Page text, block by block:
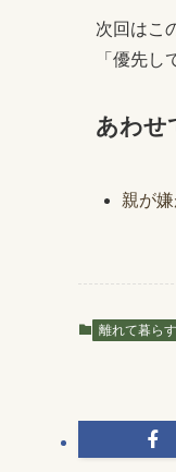
次回はこ
「優先し
あわせ
親が
離れて暮ら